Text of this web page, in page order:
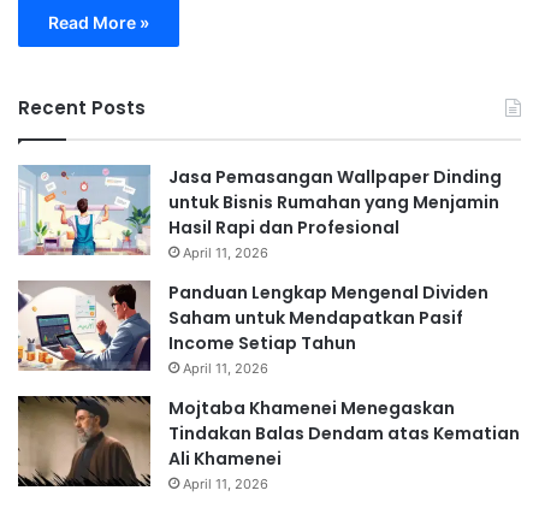
Read More »
Recent Posts
Jasa Pemasangan Wallpaper Dinding
untuk Bisnis Rumahan yang Menjamin
Hasil Rapi dan Profesional
April 11, 2026
Panduan Lengkap Mengenal Dividen
Saham untuk Mendapatkan Pasif
Income Setiap Tahun
April 11, 2026
Mojtaba Khamenei Menegaskan
Tindakan Balas Dendam atas Kematian
Ali Khamenei
April 11, 2026